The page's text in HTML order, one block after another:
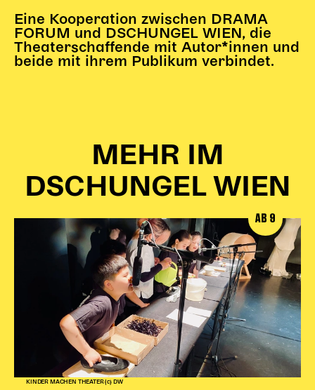
Eine Kooperation zwischen DRAMA
FORUM und DSCHUNGEL WIEN, die
Theaterschaffende mit Autor*innen und
beide mit ihrem Publikum verbindet.
MEHR IM
DSCHUNGEL WIEN
KINDER MACHEN THEATER (c) DW
AB 9